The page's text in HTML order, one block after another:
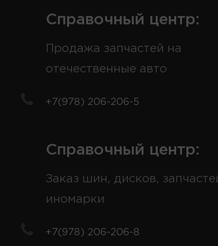
Справочный центр:
Продажа запчастей на
отечественные авто
+7(978) 206-206-5
Справочный центр:
Заказ шин, дисков,
иномарки
+7(978) 206-206-8